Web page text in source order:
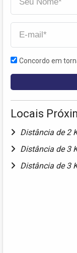
Concordo em
Locais
Distância de 2
Distância de 3
Distância de 3